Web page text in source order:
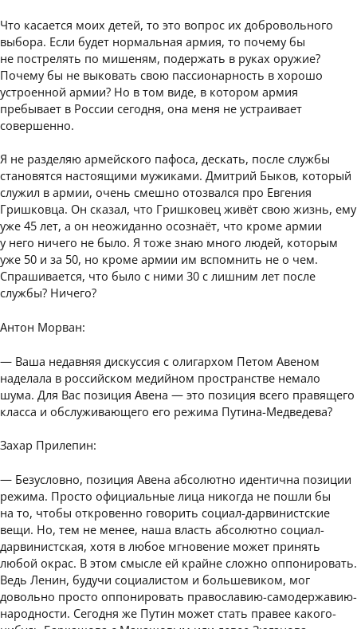
Что касается моих детей, то это вопрос их добровольного
выбора. Если будет нормальная армия, то почему бы
не пострелять по мишеням, подержать в руках оружие?
Почему бы не выковать свою пассионарность в хорошо
устроенной армии? Но в том виде, в котором армия
пребывает в России сегодня, она меня не устраивает
совершенно.
Я не разделяю армейского пафоса, дескать, после службы
становятся настоящими мужиками. Дмитрий Быков, который
служил в армии, очень смешно отозвался про Евгения
Гришковца. Он сказал, что Гришковец живёт свою жизнь, ему
уже 45 лет, а он неожиданно осознаёт, что кроме армии
у него ничего не было. Я тоже знаю много людей, которым
уже 50 и за 50, но кроме армии им вспомнить не о чем.
Спрашивается, что было с ними 30 с лишним лет после
службы? Ничего?
Антон Морван:
— Ваша недавняя дискуссия с олигархом Петом Авеном
наделала в российском медийном пространстве немало
шума. Для Вас позиция Авена — это позиция всего правящего
класса и обслуживающего его режима Путина-Медведева?
Захар Прилепин:
— Безусловно, позиция Авена абсолютно идентична позиции
режима. Просто официальные лица никогда не пошли бы
на то, чтобы откровенно говорить социал-дарвинистские
вещи. Но, тем не менее, наша власть абсолютно социал-
дарвинистская, хотя в любое мгновение может принять
любой окрас. В этом смысле ей крайне сложно оппонировать.
Ведь Ленин, будучи социалистом и большевиком, мог
довольно просто оппонировать православию-самодержавию-
народности. Сегодня же Путин может стать правее какого-